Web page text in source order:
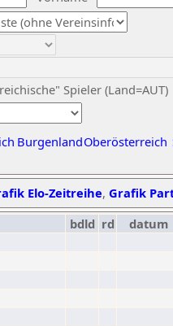
Spieler (Land=AUT)
BurgenlandOberösterreich
Elo-Zeitreihe, Grafik
bdld rd datum